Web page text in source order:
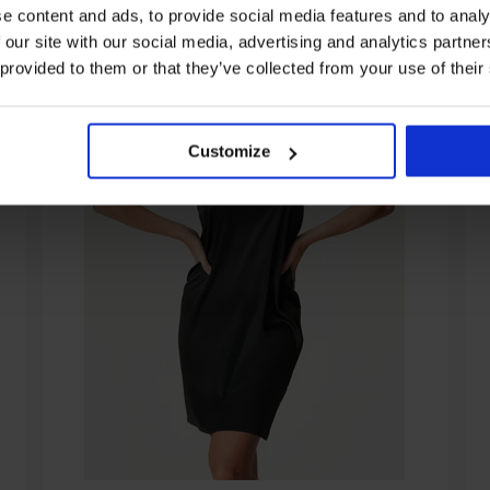
content and ads, to provide social media features and to
site with our social media, advertising and analytics
to them or that they’ve collected from your use of
Customize